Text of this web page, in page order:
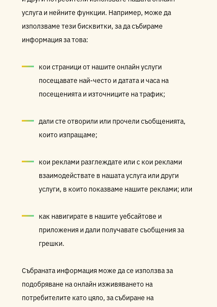
услуга и нейните функции. Например, може да
използваме тези бисквитки, за да събираме
информация за това:
кои страници от нашите онлайн услуги
посещавате най-често и датата и часа на
посещенията и източниците на трафик;
дали сте отворили или прочели съобщенията,
които изпращаме;
кои реклами разглеждате или с кои реклами
взаимодействате в нашата услуга или други
услуги, в които показваме нашите реклами; или
как навигирате в нашите уебсайтове и
приложения и дали получавате съобщения за
грешки.
Събраната информация може да се използва за
подобряване на онлайн изживяването на
потребителите като цяло, за събиране на